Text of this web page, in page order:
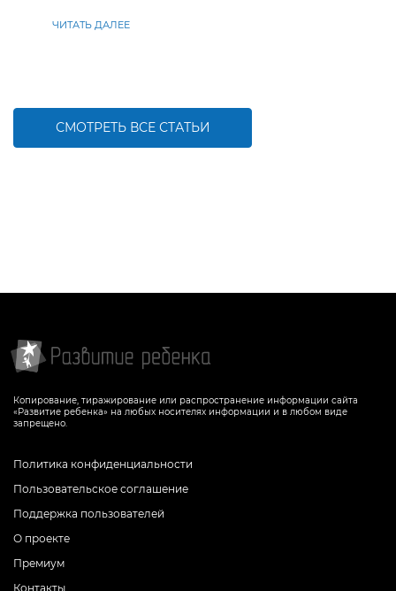
ЧИТАТЬ ДАЛЕЕ
СМОТРЕТЬ ВСЕ СТАТЬИ
Копирование, тиражирование или распространение информации сайта
«Развитие ребенка» на любых носителях информации и в любом виде
запрещено.
Политика конфиденциальности
Пользовательское соглашение
Поддержка пользователей
О проекте
Премиум
Контакты